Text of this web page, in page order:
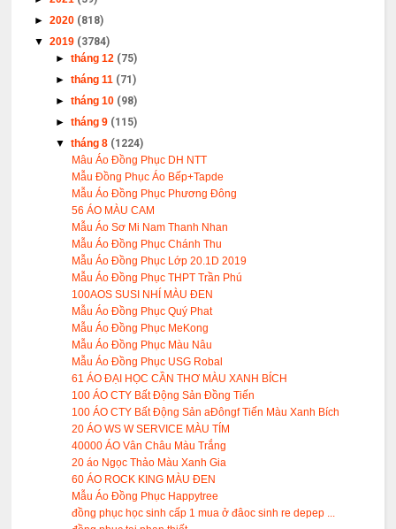
►2020 (818)
▼2019 (3784)
►tháng 12 (75)
►tháng 11 (71)
►tháng 10 (98)
►tháng 9 (115)
▼tháng 8 (1224)
Mâu Áo Đồng Phục DH NTT
Mẫu Đồng Phục Áo Bếp+Tapde
Mẫu Áo Đồng Phục Phương Đông
56 ÁO MÀU CAM
Mẫu Áo Sơ Mi Nam Thanh Nhan
Mẫu Áo Đồng Phục Chánh Thu
Mẫu Áo Đồng Phục Lớp 20.1D 2019
Mẫu Áo Đồng Phục THPT Trần Phú
100AOS SUSI NHÍ MÀU ĐEN
Mẫu Áo Đồng Phục Quý Phat
Mẫu Áo Đồng Phục MeKong
Mẫu Áo Đồng Phục Màu Nâu
Mẫu Áo Đồng Phục USG Robal
61 ÁO ĐẠI HỌC CẦN THƠ MÀU XANH BÍCH
100 ÁO CTY Bất Động Sản Đồng Tiến
100 ÁO CTY Bất Động Sản aĐôngf Tiến Màu Xanh Bích
20 ÁO WS W SERVICE MÀU TÍM
40000 ÁO Vân Châu Màu Trắng
20 áo Ngọc Thảo Màu Xanh Gia
60 ÁO ROCK KING MÀU ĐEN
Mẫu Áo Đồng Phục Happytree
đồng phục học sinh cấp 1 mua ở đâoc sinh re depep ...